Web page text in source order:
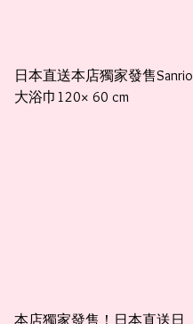
日本直送本店獨家發售Sanrio
大浴巾120× 60 cm
本店獨家發售！日本直送日